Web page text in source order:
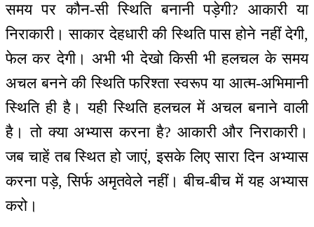
समय पर कौन-सी स्थिति बनानी पड़ेगी? आकारी या
निराकारी। साकार देहधारी की स्थिति पास होने नहीं देगी,
फेल कर देगी। अभी भी देखो किसी भी हलचल के समय
अचल बनने की स्थिति फरिश्ता स्वरूप या आत्म-अभिमानी
स्थिति ही है। यही स्थिति हलचल में अचल बनाने वाली
है। तो क्या अभ्यास करना है? आकारी और निराकारी।
जब चाहें तब स्थित हो जाएं, इसके लिए सारा दिन अभ्यास
करना पड़े, सिर्फ अमृतवेले नहीं। बीच-बीच में यह अभ्यास
करो।